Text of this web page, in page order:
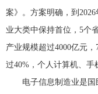
案》。方案明确，到
业大类中保持首位，5个
产业规模超过4000亿元
过40%，个人计算机、手
电子信息制造业是